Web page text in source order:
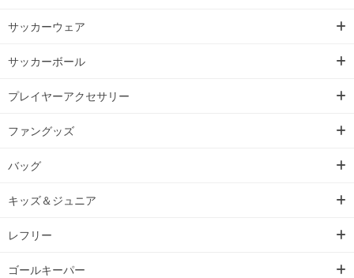
サッカーウェア
サッカーボール
プレイヤーアクセサリー
ファングッズ
バッグ
キッズ＆ジュニア
レフリー
ゴールキーパー